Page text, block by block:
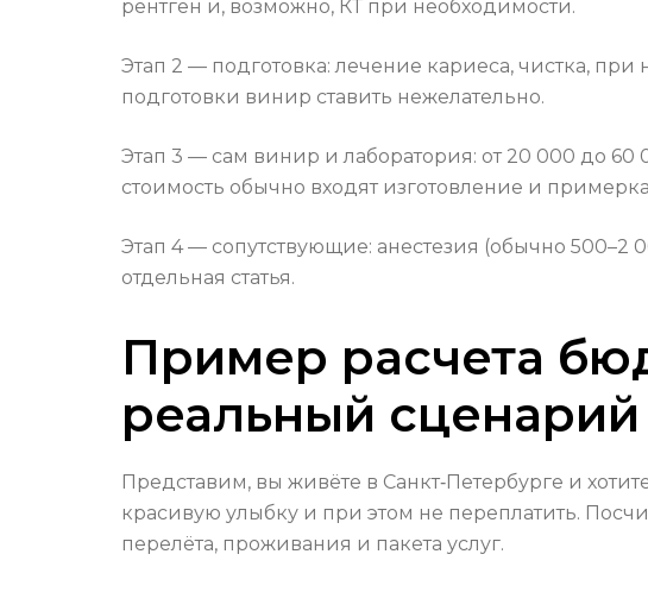
рентген и, возможно, КТ при необходимости.
Этап 2 — подготовка: лечение кариеса, чистка,
подготовки винир ставить нежелательно.
Этап 3 — сам винир и лаборатория: от 20 000 до 60
стоимость обычно входят изготовление и
Этап 4 — сопутствующие: анестезия (обычно
отдельная статья.
Пример расчета
реальный сценарий
Представим, вы живёте в Санкт‑Петербурге и
красивую улыбку и при этом не переплатить.
перелёта, проживания и пакета услуг.